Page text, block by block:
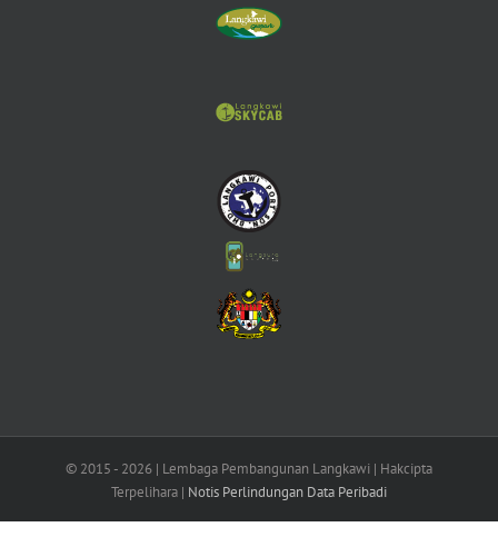
© 2015 - 2026 | Lembaga Pembangunan Langkawi | Hakcipta
Terpelihara | Notis Perlindungan Data Peribadi